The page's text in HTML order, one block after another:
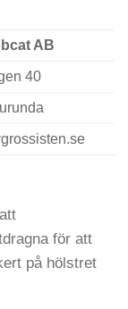
AB
40
för att
på hölstret